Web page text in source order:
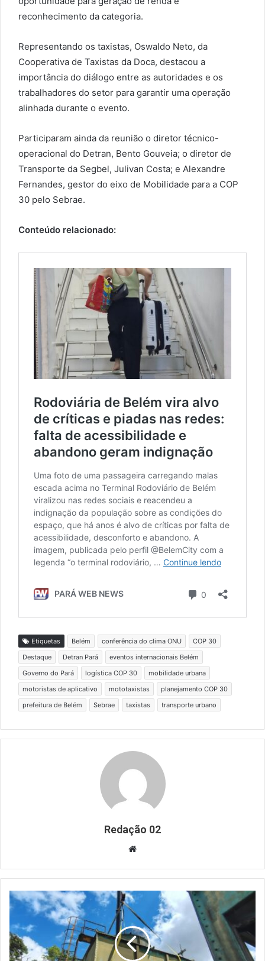
reconhecimento da categoria.
Representando os taxistas, Oswaldo Neto, da
Cooperativa de Taxistas da Doca, destacou a
importância do diálogo entre as autoridades e os
trabalhadores do setor para garantir uma operação
alinhada durante o evento.
Participaram ainda da reunião o diretor técnico-
operacional do Detran, Bento Gouveia; o diretor de
Transporte da Segbel, Julivan Costa; e Alexandre
Fernandes, gestor do eixo de Mobilidade para a COP
30 pelo Sebrae.
Conteúdo relacionado:
Etiquetas Belém conferência do clima ONU
COP 30
Destaque
Detran Pará
eventos internacionais Belém
Governo do Pará
logística COP 30
mobilidade urbana
motoristas de aplicativo
mototaxistas
planejamento COP 30
prefeitura de Belém
Sebrae taxistas transporte urbano
Redação 02
Website